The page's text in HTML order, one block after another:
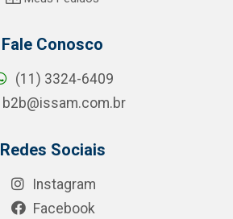
Fale Conosco
(11) 3324-6409
b2b@issam.com.br
Redes Sociais
Instagram
Facebook